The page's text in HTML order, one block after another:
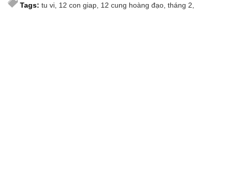
Tags: tu vi 12 con giap 12 cung hoàng đạo tháng 2